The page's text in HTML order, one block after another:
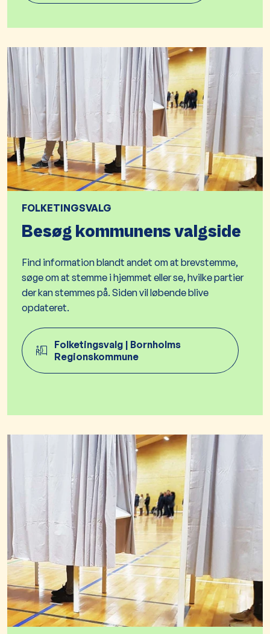
FOLKETINGSVALG
Besøg kommunens valgside
Find information blandt andet om at brevstemme,
søge om at stemme i hjemmet eller se, hvilke partier
der kan stemmes på. Siden vil løbende blive
opdateret.
Folketingsvalg | Bornholms
Regionskommune